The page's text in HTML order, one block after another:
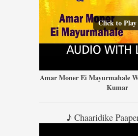
Click to Play
Amar Moner Ei Mayurmahale
Kumar
♪ Chaaridike